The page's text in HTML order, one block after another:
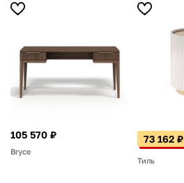
105 570 ₽
Bryce
73 162 ₽
Тиль